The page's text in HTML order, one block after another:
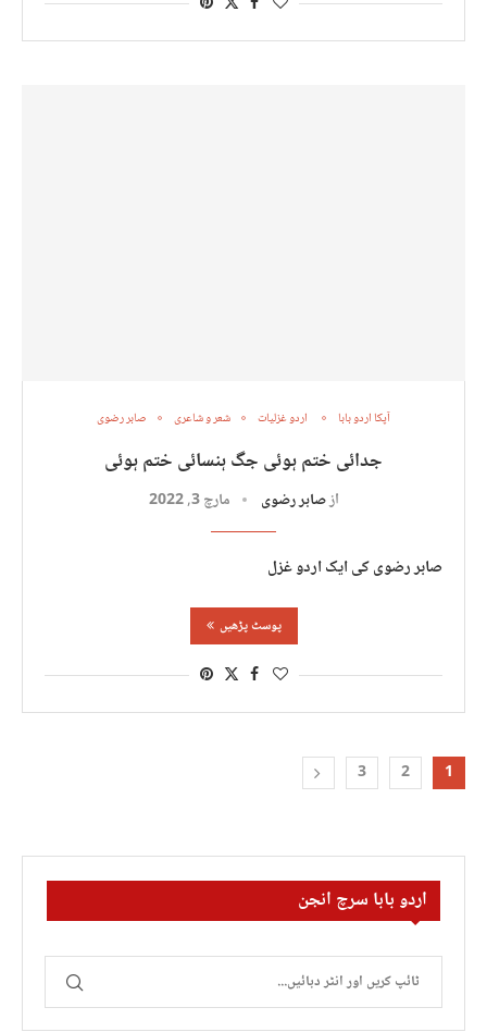
آپکا اردو بابا اردو غزلیات شعر و شاعری صابر رضوی
جدائی ختم ہوئی جگ ہنسائی ختم ہوئی
ازصابر رضوی مارچ 3, 2022
صابر رضوی کی ایک اردو غزل
پوسٹ پڑھیں
1
2
3
اردو بابا سرچ انجن